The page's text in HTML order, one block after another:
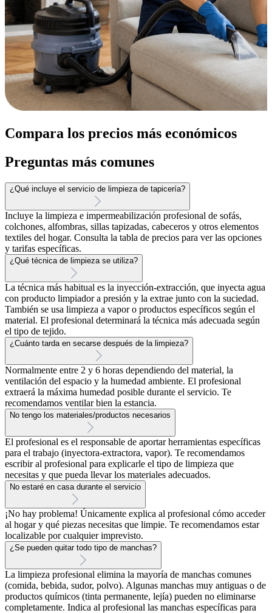
Compara los precios más económicos
Preguntas más comunes
¿Qué incluye el servicio de limpieza de tapicería?
Incluye la limpieza e impermeabilización profesional de sofás,
colchones, alfombras, sillas tapizadas, cabeceros y otros elementos
textiles del hogar. Consulta la tabla de precios para ver las opciones
y tarifas específicas.
¿Qué técnica de limpieza se utiliza?
La técnica más habitual es la inyección-extracción, que inyecta agua
con producto limpiador a presión y la extrae junto con la suciedad.
También se usa limpieza a vapor o productos específicos según el
material. El profesional determinará la técnica más adecuada según
el tipo de tejido.
¿Cuánto tarda en secarse después de la limpieza?
Normalmente entre 2 y 6 horas dependiendo del material, la
ventilación del espacio y la humedad ambiente. El profesional
extraerá la máxima humedad posible durante el servicio. Te
recomendamos ventilar bien la estancia.
No tengo los materiales/productos necesarios
El profesional es el responsable de aportar herramientas específicas
para el trabajo (inyectora-extractora, vapor). Te recomendamos
escribir al profesional para explicarle el tipo de limpieza que
necesitas y que pueda llevar los materiales adecuados.
No estaré en casa durante el servicio
¡No hay problema! Únicamente explica al profesional cómo acceder
al hogar y qué piezas necesitas que limpie. Te recomendamos estar
localizable por cualquier imprevisto.
¿Se pueden quitar todo tipo de manchas?
La limpieza profesional elimina la mayoría de manchas comunes
(comida, bebida, sudor, polvo). Algunas manchas muy antiguas o de
productos químicos (tinta permanente, lejía) pueden no eliminarse
completamente. Indica al profesional las manchas específicas para